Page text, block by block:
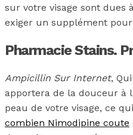
sur votre visage sont dues
exiger un supplément
Pharmacie Stains.
Ampicillin Sur Internet,
apportera de la douceur à
peau de votre visage, ce
combien Nimodipine coute